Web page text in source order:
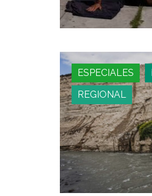
ESPECIALES
REGIONAL